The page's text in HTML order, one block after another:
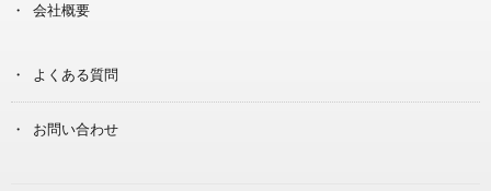
会社概要
よくある質問
お問い合わせ